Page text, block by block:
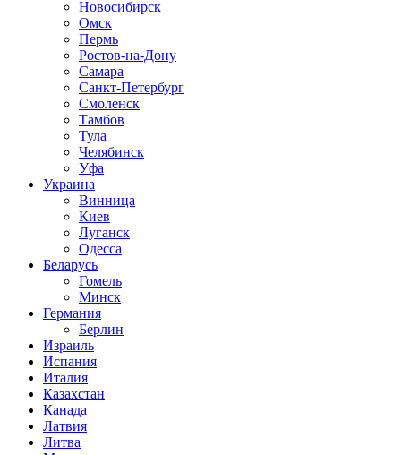
Новосибирск
Омск
Пермь
Ростов-на-Дону
Самара
Санкт-Петербург
Смоленск
Тамбов
Тула
Челябинск
Уфа
Украина
Винница
Киев
Луганск
Одесса
Беларусь
Гомель
Минск
Германия
Берлин
Израиль
Испания
Италия
Казахстан
Канада
Латвия
Литва